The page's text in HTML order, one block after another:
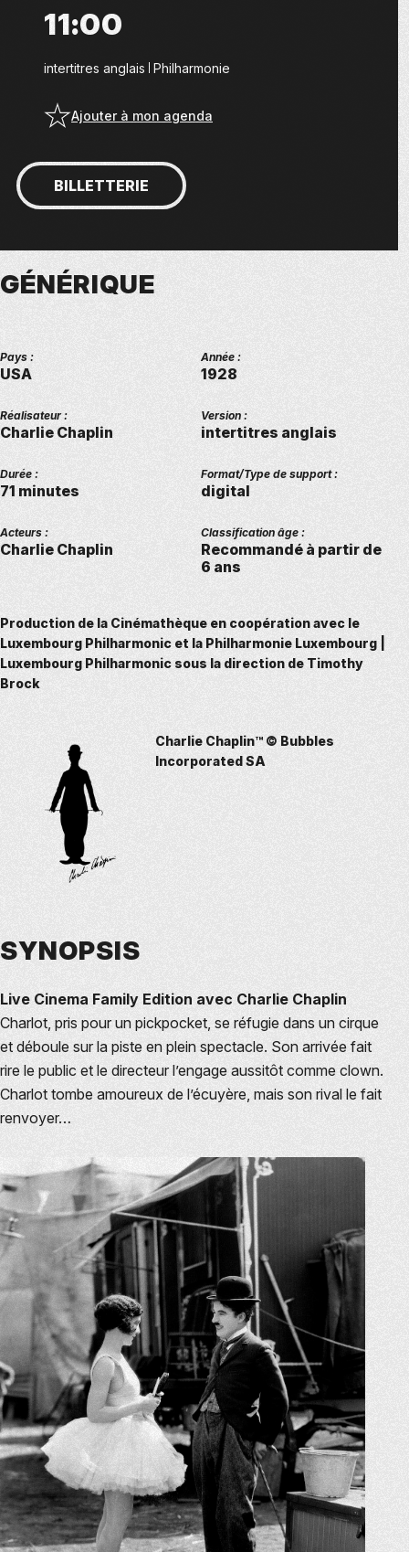
GÉNÉRIQUE
Pays :
USA
Année :
1928
Réalisateur :
Charlie Chaplin
Version :
intertitres anglais
Durée :
71 minutes
Format/Type de support :
digital
Acteurs :
Charlie Chaplin
Classification âge :
Recommandé à partir de
6 ans
Production de la Cinémathèque en coopération avec le
Luxembourg Philharmonic et la Philharmonie Luxembourg |
Luxembourg Philharmonic sous la direction de Timothy
Brock
Charlie Chaplin™ © Bubbles
Incorporated SA
SYNOPSIS
Live Cinema Family Edition avec Charlie Chaplin
Charlot, pris pour un pickpocket, se réfugie dans un cirque
et déboule sur la piste en plein spectacle. Son arrivée fait
rire le public et le directeur l’engage aussitôt comme clown.
Charlot tombe amoureux de l’écuyère, mais son rival le fait
renvoyer…
11:00
intertitres anglais Philharmonie
Ajouter à mon agenda
BILLETTERIE